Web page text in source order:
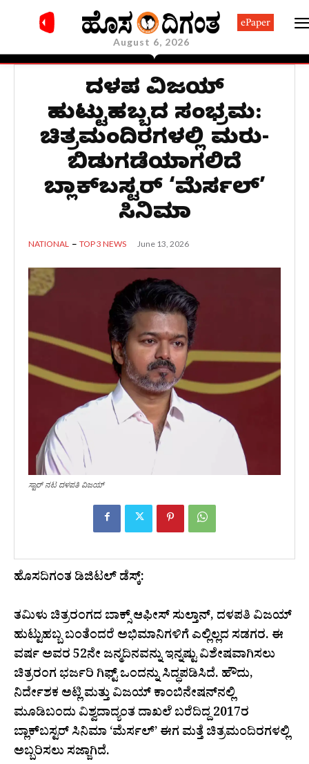
August 6, 2026
ePaper
ದಳಪತಿ ವಿಜಯ್
ಹುಟ್ಟುಹಬ್ಬದ ಸಂಭ್ರಮ:
ಚಿತ್ರಮಂದಿರಗಳಲ್ಲಿ ಮರು-
ಬಿಡುಗಡೆಯಾಗಲಿದೆ
ಬ್ಲಾಕ್‌ಬಸ್ಟರ್ ‘ಮೆರ್ಸಲ್’
ಸಿನಿಮಾ
NATIONAL TOP 3 NEWS June 13, 2026
ಸ್ಟಾರ್ ನಟ ದಳಪತಿ ವಿಜಯ್
ಹೊಸದಿಗಂತ ಡಿಜಿಟಲ್‌ ಡೆಸ್ಕ್:
ತಮಿಳು ಚಿತ್ರರಂಗದ ಬಾಕ್ಸ್ ಆಫೀಸ್ ಸುಲ್ತಾನ್, ದಳಪತಿ ವಿಜಯ್
ಹುಟ್ಟುಹಬ್ಬ ಬಂತೆಂದರೆ ಅಭಿಮಾನಿಗಳಿಗೆ ಎಲ್ಲಿಲ್ಲದ ಸಡಗರ. ಈ
ವರ್ಷ ಅವರ 52ನೇ ಜನ್ಮದಿನವನ್ನು ಇನ್ನಷ್ಟು ವಿಶೇಷವಾಗಿಸಲು
ಚಿತ್ರರಂಗ ಭರ್ಜರಿ ಗಿಫ್ಟ್ ಒಂದನ್ನು ಸಿದ್ಧಪಡಿಸಿದೆ. ಹೌದು,
ನಿರ್ದೇಶಕ ಅಟ್ಲಿ ಮತ್ತು ವಿಜಯ್ ಕಾಂಬಿನೇಷನ್‌ನಲ್ಲಿ
ಮೂಡಿಬಂದು ವಿಶ್ವದಾದ್ಯಂತ ದಾಖಲೆ ಬರೆದಿದ್ದ 2017ರ
ಬ್ಲಾಕ್‌ಬಸ್ಟರ್ ಸಿನಿಮಾ ‘ಮೆರ್ಸಲ್’ ಈಗ ಮತ್ತೆ ಚಿತ್ರಮಂದಿರಗಳಲ್ಲಿ
ಅಬ್ಬರಿಸಲು ಸಜ್ಜಾಗಿದೆ.